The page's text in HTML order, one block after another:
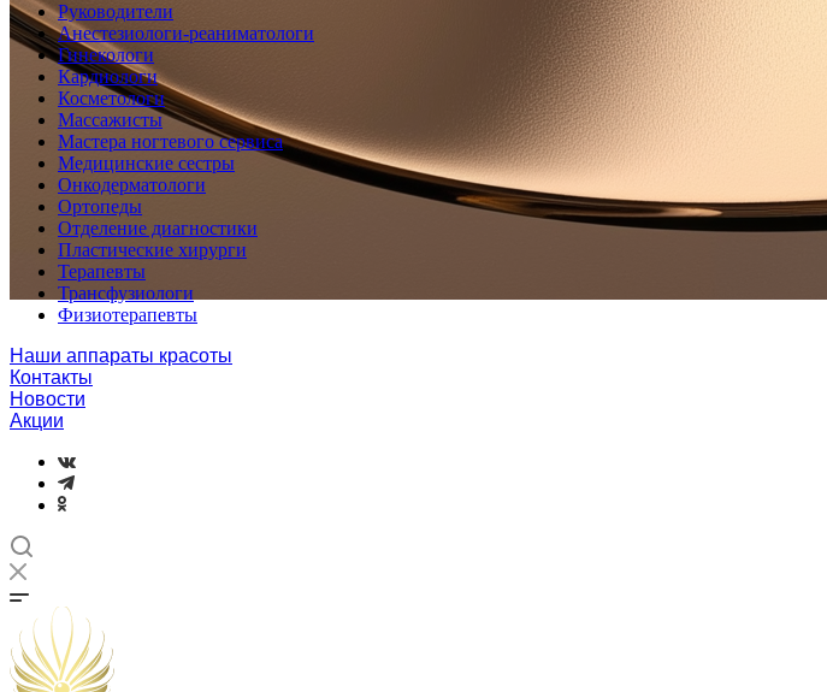
Руководители
Анестезиологи-реаниматологи
Гинекологи
Кардиологи
Косметологи
Массажисты
Мастера ногтевого сервиса
Медицинские сестры
Онкодерматологи
Ортопеды
Отделение диагностики
Пластические хирурги
Терапевты
Трансфузиологи
Физиотерапевты
Наши аппараты красоты
Контакты
Новости
Акции